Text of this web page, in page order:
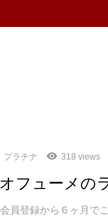
プラチナ 318 views
フューメの
員登録から６ヶ月で